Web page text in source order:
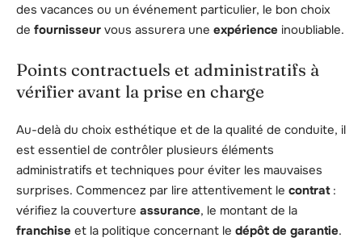
des vacances ou un événement particulier, le bon choix
de fournisseur vous assurera une expérience inoubliable.
Points contractuels et administratifs à
vérifier avant la prise en charge
Au-delà du choix esthétique et de la qualité de conduite, il
est essentiel de contrôler plusieurs éléments
administratifs et techniques pour éviter les mauvaises
surprises. Commencez par lire attentivement le contrat:
vérifiez la couverture assurance, le montant de la
franchise et la politique concernant le dépôt de garantie.